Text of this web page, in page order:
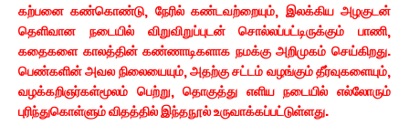
கற்பனை கண்கொண்டு, நேரில் கண்டவற்றையும், இலக்கிய அழகுடன்
தெளிவான நடையில் விறுவிறுப்புடன் சொல்லப்பட்டிருக்கும் பாணி,
கதைகளை காலத்தின் கண்ணாடிகளாக நமக்கு அறிமுகம் செய்கிறது.
பெண்களின் அவல நிலையையும், அதற்கு சட்டம் வழங்கும் தீர்வுகளையும்,
வழக்கறிஞர்கள்மூலம் பெற்று, தொகுத்து எளிய நடையில் எல்லோரும்
புரிந்துகொள்ளும் விதத்தில் இந்தநூல் உருவாக்கப்பட்டுள்ளது.